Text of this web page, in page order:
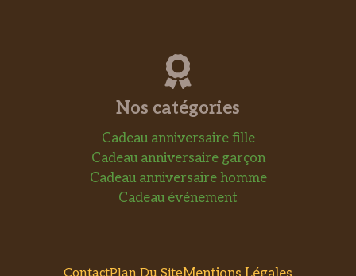
Nos catégories
Cadeau anniversaire fille
Cadeau anniversaire garçon
Cadeau anniversaire homme
Cadeau événement